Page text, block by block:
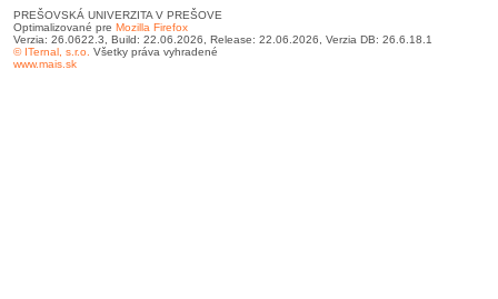
PREŠOVSKÁ UNIVERZITA V PREŠOVE
Optimalizované pre Mozilla Firefox
Verzia: 26.0622.3, Build: 22.06.2026, Release: 22.06.2026, Verzia DB: 26.6.18.1
© ITernal, s.r.o. Všetky práva vyhradené
www.mais.sk